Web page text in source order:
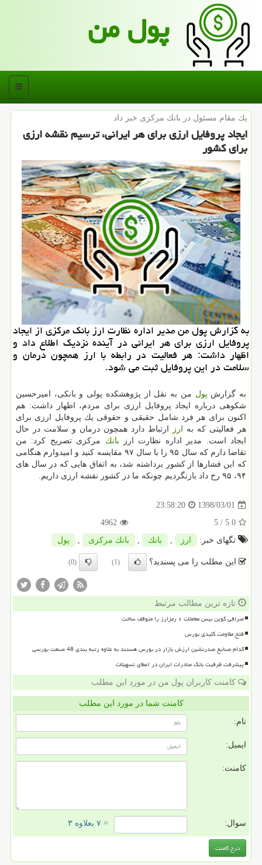
پول من
منو
یك مقام مسئول در بانك مركزی خبر داد
ایجاد پروفایل ارزی برای هر ایرانی، ترسیم نقشه ارزی
برای كشور
به گزارش پول من مدیر اداره نظارت ارز بانك مركزی از ایجاد
پروفایل ارزی برای هر ایرانی در آینده نزدیك اطلاع داد و
اظهار داشت: هر فعالیت در رابطه با ارز همچون درمان و
سلامت در این پروفایل ثبت می شود.
به گزارش پول من به نقل از پژوهشكده پولی و بانكی، امیرحسین
شكوهی درباره ایجاد پروفایل ارزی برای مردم، اظهار داشت: هم
اكنون برای هر فرد شامل حقیقی و حقوقی یك پروفایل ارزی برای
هر فعالیتی كه به ارز
ارتباط دارد همچون درمان و سلامت در حال
ایجاد است. مدیر اداره نظارت ارز بانك مركزی تصریح كرد: من
تقاضا دارم كه سال ۹۵ را با سال ۹۷ مقایسه كنید و امیدوارم هنگامی
كه این فشارها از كشور برداشته شد، به اتفاق هایی كه در سال های
۹۴، ۹۵ رخ داد بازنگردیم چونكه ما در كشور نقشه ارزی داریم.
1398/03/01
23:58:20
5.0
/ 5
4962
تگهای خبر:
ارز , بانك , بانك مركزی , پول
این مطلب را می پسندید؟ (1)
(0)
تازه ترین مطالب مرتبط
صرافی کوین بیس معاملات ۶ رمزارز را متوقف ساخت
فتح مقاومت کلیدی بورس
کدام صنایع صدرنشین ارزش بازار در بورس هستند به علاوه رتبه بندی 48 صنعت بورسی
پیشرفت ظرفیت بانک صادرات ایران در اعطای تسهیلات
کامنت کاربران پول من در مورد این مطلب
کامنت شما در مورد این مطلب
نام:
ایمیل:
کامنت:
سوال: = ۷ بعلاوه ۳